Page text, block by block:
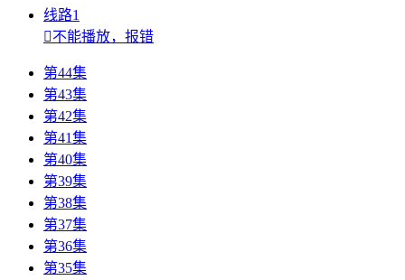
线路1
不能播放，报错
第44集
第43集
第42集
第41集
第40集
第39集
第38集
第37集
第36集
第35集